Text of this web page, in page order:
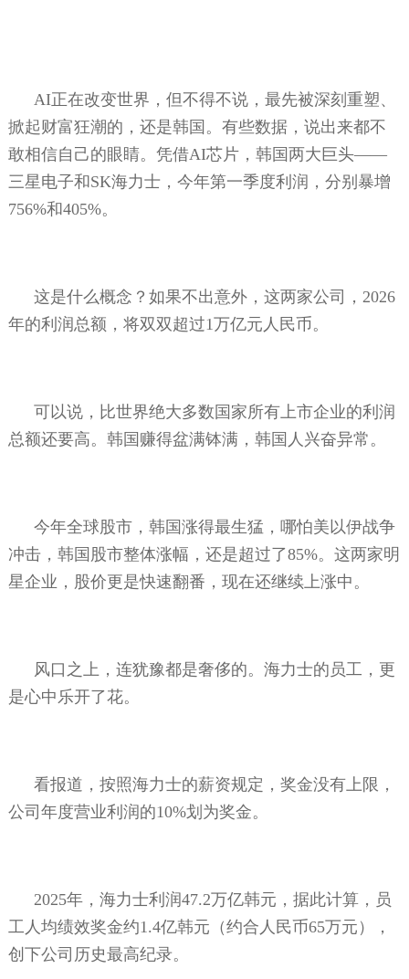
AI正在改变世界，但不得不说，最先被深刻重塑、
掀起财富狂潮的，还是韩国。有些数据，说出来都不
敢相信自己的眼睛。凭借AI芯片，韩国两大巨头——
三星电子和SK海力士，今年第一季度利润，分别暴增
756%和405%。
这是什么概念？如果不出意外，这两家公司， 2026
年的利润总额，将双双超过1万亿元人民币。
可以说，比世界绝大多数国家所有上市企业的利润
总额还要高。韩国赚得盆满钵满，韩国人兴奋异常。
今年全球股市，韩国涨得最生猛，哪怕美以伊战争
冲击，韩国股市整体涨幅，还是超过了85%。这两家明
星企业，股价更是快速翻番，现在还继续上涨中。
风口之上，连犹豫都是奢侈的。海力士的员工，更
是心中乐开了花。
看报道，按照海力士的薪资规定，奖金没有上限，
公司年度营业利润的10%划为奖金。
2025年，海力士利润47.2万亿韩元，据此计算，员
工人均绩效奖金约1.4亿韩元（约合人民币65万元），
创下公司历史最高纪录。